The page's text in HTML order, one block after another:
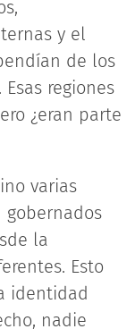
y el
de los
regiones
¿eran parte
varias
gobernados
la
Esto
identidad
nadie